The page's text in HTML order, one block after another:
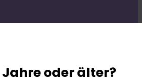
Jahre oder älter?